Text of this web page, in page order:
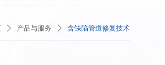
ꄲ 产品与服务 ꄲ 含缺陷管道修复技术